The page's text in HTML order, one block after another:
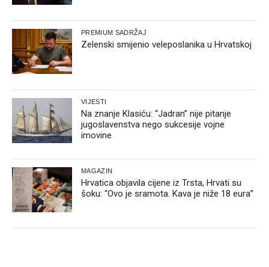
PREMIUM SADRŽAJ
Zelenski smijenio veleposlanika u Hrvatskoj
VIJESTI
Na znanje Klasiću: “Jadran” nije pitanje
jugoslavenstva nego sukcesije vojne
imovine
MAGAZIN
Hrvatica objavila cijene iz Trsta, Hrvati su
šoku: “Ovo je sramota. Kava je niže 18 eura”